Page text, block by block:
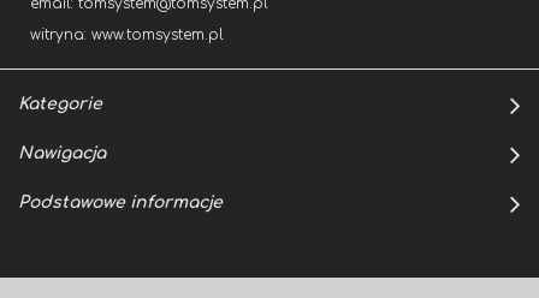
email: tomsystem@tomsystem.pl
witryna: www.tomsystem.pl
Kategorie
Nawigacja
Podstawowe informacje